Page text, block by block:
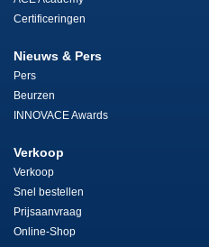
Certificeringen
Nieuws & Pers
Pers
Beurzen
INNOVACE Awards
Verkoop
Verkoop
Snel bestellen
Prijsaanvraag
Online-Shop